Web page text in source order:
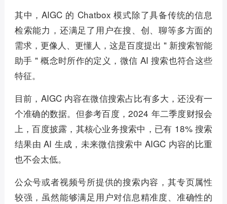
其中，AIGC 的 Chatbox 模式除了具备传统的信息
检索能力，还满足了用户在搜、创、聊等多方面的
需求，更像人、更懂人，这是百度提出 " 新搜索智能
助手 " 概念时所作的定义，微信 AI 搜索也符合这些
特征。
目前，AIGC 内容在微信搜索占比有多大，还没有一
个准确的数据。但参考百度，2024 年二季度财报会
上，百度披露，其核心业务搜索中，已有 18% 搜索
结果由 AI 生成，未来微信搜索中 AIGC 内容的比重
也不会太低。
公众号或者视频号所提供的搜索内容，其专页属性
较强，虽然能够满足用户对信息精准度、准确性的